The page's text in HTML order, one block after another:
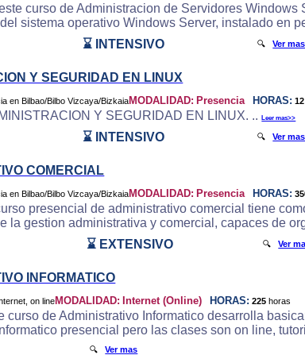
curso de Administracion de Servidores
sistema operativo Windows Server, instalado en
⌛ INTENSIVO 🔍Ver mas
Y SEGURIDAD EN LINUX
MODALIDAD: Presencia HORAS: 12
Y SEGURIDAD EN LINUX. ..Leer mas>>
⌛ INTENSIVO 🔍Ver mas
COMERCIAL
MODALIDAD: Presencia HORAS:
presencial de administrativo comercial tiene
la gestion administrativa y comercial, capaces de
⌛ EXTENSIVO 🔍Ver
INFORMATICO
MODALIDAD: Internet (Online) HORAS: 225 horas
curso de Administrativo Informatico desarrolla
presencial pero las clases son on line,
🔍Ver mas